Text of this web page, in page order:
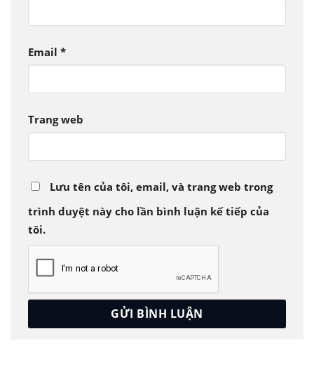
Email *
Trang web
Lưu tên của tôi, email, và trang web trong
trình duyệt này cho lần bình luận kế tiếp của
tôi.